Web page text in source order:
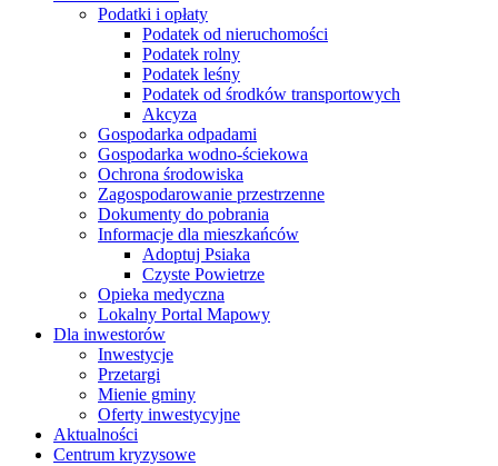
Podatki i opłaty
Podatek od nieruchomości
Podatek rolny
Podatek leśny
Podatek od środków transportowych
Akcyza
Gospodarka odpadami
Gospodarka wodno-ściekowa
Ochrona środowiska
Zagospodarowanie przestrzenne
Dokumenty do pobrania
Informacje dla mieszkańców
Adoptuj Psiaka
Czyste Powietrze
Opieka medyczna
Lokalny Portal Mapowy
Dla inwestorów
Inwestycje
Przetargi
Mienie gminy
Oferty inwestycyjne
Aktualności
Centrum kryzysowe